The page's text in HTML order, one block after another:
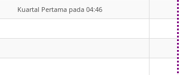
Kuartal Pertama pada 04:46